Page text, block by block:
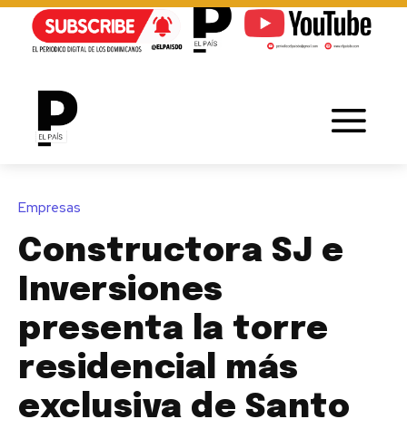
Empresas
Constructora SJ e
Inversiones
presenta la torre
residencial más
exclusiva de Santo